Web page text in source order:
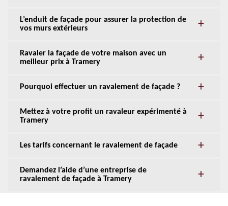
L’enduit de façade pour assurer la protection de
vos murs extérieurs
Ravaler la façade de votre maison avec un
meilleur prix à Tramery
Pourquoi effectuer un ravalement de façade ?
Mettez à votre profit un ravaleur expérimenté à
Tramery
Les tarifs concernant le ravalement de façade
Demandez l’aide d’une entreprise de
ravalement de façade à Tramery